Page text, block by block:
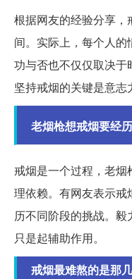
根据网友的经验分享，
间。实际上，每个人
功与否也不仅仅取决于
坚持戒烟的关键是意志
老烟枪想戒烟要经
戒烟是一个过程，老
理依赖。有网友表示
历不同阶段的挑战。
只是起辅助作用。
戒烟最难熬的是那